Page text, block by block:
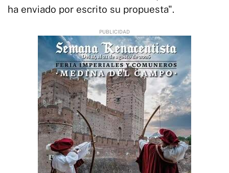
ha enviado por escrito su propuesta".